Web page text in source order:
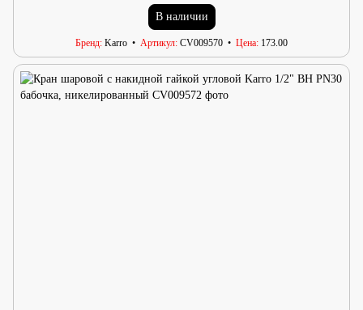
В наличии
Бренд Karro Артикул CV009570 Цена 173.00